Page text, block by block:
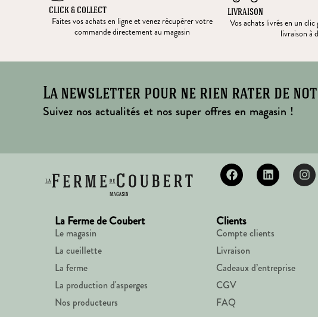
CLICK & COLLECT
Faites vos achats en ligne et venez récupérer votre
commande directement au magasin
LIVRAISON
Vos achats livrés en un
livraison à
La newsletter pour ne rien rater de
Suivez nos actualités et nos super offres en magasin !
La Ferme de Coubert
Le magasin
La cueillette
La ferme
La production d'asperges
Nos producteurs
Clients
Compte clients
Livraison
Cadeaux d’entreprise
CGV
FAQ